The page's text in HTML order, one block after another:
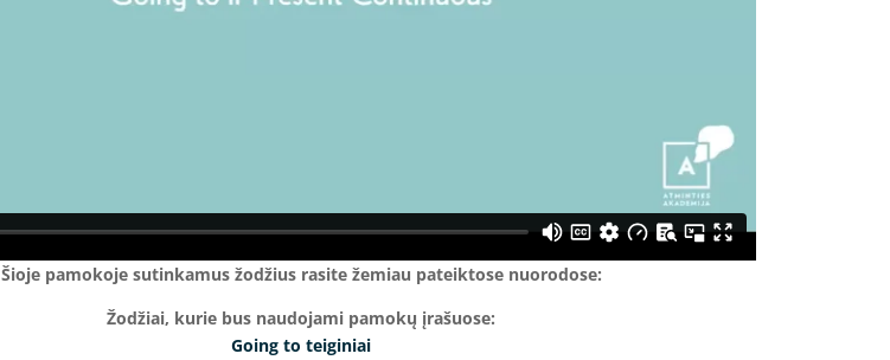
Šioje pamokoje sutinkamus žodžius rasite žemiau pateiktose nuorodose:
Žodžiai, kurie bus naudojami pamokų įrašuose:
Going to teiginiai